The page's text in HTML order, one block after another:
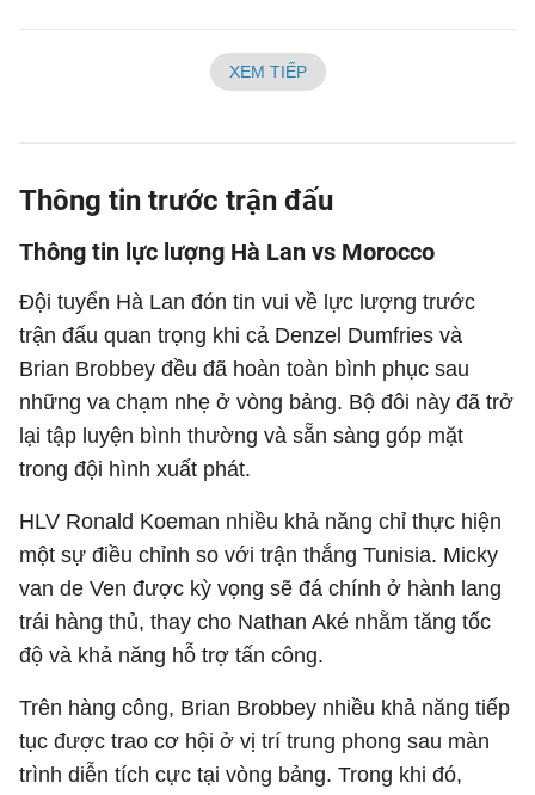
XEM TIẾP
Thông tin trước trận đấu
Thông tin lực lượng Hà Lan vs Morocco
Đội tuyển Hà Lan đón tin vui về lực lượng trước
trận đấu quan trọng khi cả Denzel Dumfries và
Brian Brobbey đều đã hoàn toàn bình phục sau
những va chạm nhẹ ở vòng bảng. Bộ đôi này đã trở
lại tập luyện bình thường và sẵn sàng góp mặt
trong đội hình xuất phát.
HLV Ronald Koeman nhiều khả năng chỉ thực hiện
một sự điều chỉnh so với trận thắng Tunisia. Micky
van de Ven được kỳ vọng sẽ đá chính ở hành lang
trái hàng thủ, thay cho Nathan Aké nhằm tăng tốc
độ và khả năng hỗ trợ tấn công.
Trên hàng công, Brian Brobbey nhiều khả năng tiếp
tục được trao cơ hội ở vị trí trung phong sau màn
trình diễn tích cực tại vòng bảng. Trong khi đó,